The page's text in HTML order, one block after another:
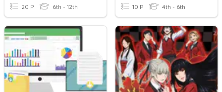
20 P 6th - 12th 10 P 4th - 6th